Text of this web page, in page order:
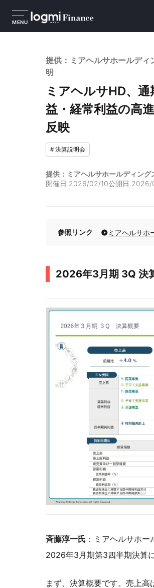
MENU
提供：ミアヘルサホールデ
明
ミアヘルサHD、
益・経常利益の高
反映
#決算説明会
提供：ミアヘルサホールディング
開催日 2026/02/10公開日 2026/
参照リンク
2026年3月期 3Q 決
斉藤淳一氏 ：ミアヘルサホ
2026年3月期第3四半期決算
まず、決算概要です。売上